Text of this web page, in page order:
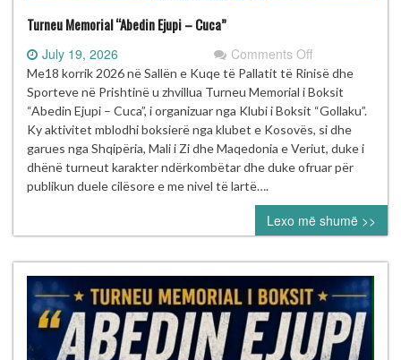
Turneu Memorial “Abedin Ejupi – Cuca”
July 19, 2026 Comments Offon
Turneu
Memorial
“Abedin
Ejupi
–
Cuca”
Me18 korrik 2026 në Sallën e Kuqe të Pallatit të Rinisë dhe
Sporteve në Prishtinë u zhvillua Turneu Memorial i Boksit
“Abedin Ejupi – Cuca”, i organizuar nga Klubi i Boksit “Gollaku”.
Ky aktivitet mblodhi boksierë nga klubet e Kosovës, si dhe
garues nga Shqipëria, Mali i Zi dhe Maqedonia e Veriut, duke i
dhënë turneut karakter ndërkombëtar dhe duke ofruar për
publikun duele cilësore e me nivel të lartë….
Lexo më shumë >>